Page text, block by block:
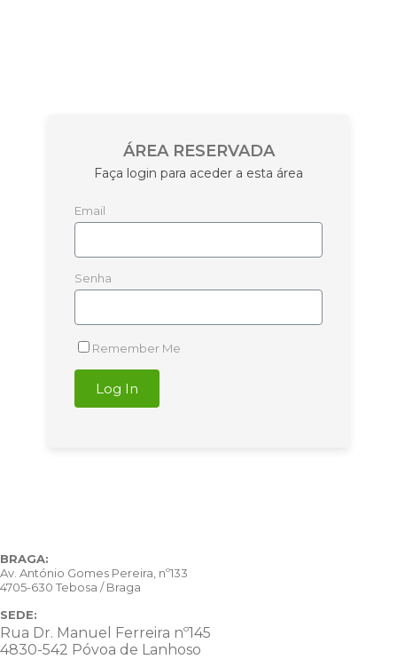
ÁREA RESERVADA
Faça login para aceder a esta área
Email
Senha
Remember Me
BRAGA:
Av. António Gomes Pereira, nº133
4705-630 Tebosa / Braga
SEDE:
Rua Dr. Manuel Ferreira nº145
4830-542 Póvoa de Lanhoso